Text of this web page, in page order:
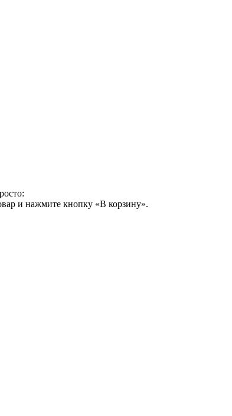
и нажмите кнопку «В корзину».